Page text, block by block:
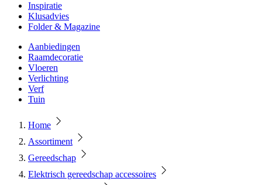
Inspiratie
Klusadvies
Folder & Magazine
Aanbiedingen
Raamdecoratie
Vloeren
Verlichting
Verf
Tuin
Home
Assortiment
Gereedschap
Elektrisch gereedschap accessoires